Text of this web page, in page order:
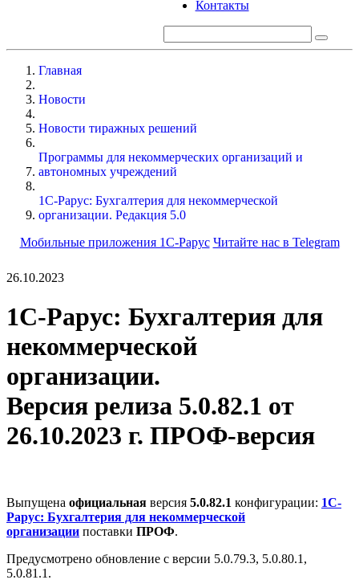
Контакты
Главная
Новости
Новости тиражных решений
Программы для некоммерческих организаций и
автономных учреждений
1С-Рарус: Бухгалтерия для некоммерческой
организации. Редакция 5.0
Мобильные приложения 1С-Рарус Читайте нас в Telegram
26.10.2023
1С-Рарус: Бухгалтерия для
некоммерческой
организации.
Версия релиза 5.0.82.1 от
26.10.2023 г. ПРОФ-версия
Выпущена официальная версия 5.0.82.1 конфигурации: 1С-
Рарус: Бухгалтерия для некоммерческой
организации поставки ПРОФ.
Предусмотрено обновление с версии 5.0.79.3, 5.0.80.1,
5.0.81.1.